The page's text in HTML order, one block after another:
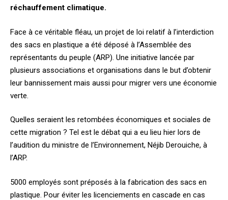
réchauffement climatique.
Face à ce véritable fléau, un projet de loi relatif à l’interdiction
des sacs en plastique a été déposé à l’Assemblée des
représentants du peuple (ARP). Une initiative lancée par
plusieurs associations et organisations dans le but d’obtenir
leur bannissement mais aussi pour migrer vers une économie
verte.
Quelles seraient les retombées économiques et sociales de
cette migration ? Tel est le débat qui a eu lieu hier lors de
l’audition du ministre de l’Environnement, Néjib Derouiche, à
l’ARP.
5000 employés sont préposés à la fabrication des sacs en
plastique. Pour éviter les licenciements en cascade en cas